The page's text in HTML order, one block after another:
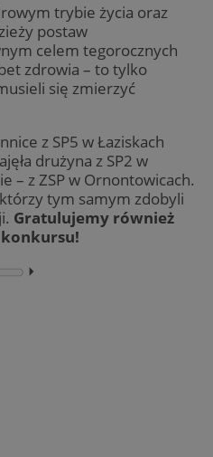
trybie życia oraz
postaw
celem tegorocznych
zdrowia – to tylko
się zmierzyć
z SP5 w Łaziskach
drużyna z SP2 w
– z ZSP w Ornontowicach.
tym samym zdobyli
Gratulujemy również
⏵︎